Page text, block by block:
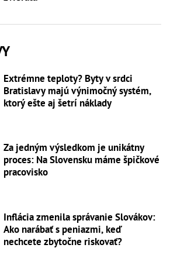
Extrémne teploty? Byty v srdci
Bratislavy majú výnimočný systém,
ktorý ešte aj šetrí náklady
Za jedným výsledkom je unikátny
proces: Na Slovensku máme špičkové
pracovisko
Inflácia zmenila správanie Slovákov:
Ako narábať s peniazmi, keď
nechcete zbytočne riskovať?